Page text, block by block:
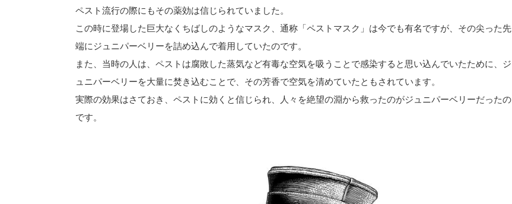
ペスト流行の際にもその薬効は信じられていました。
この時に登場した巨大なくちばしのようなマスク、通称「ペストマスク」は今でも有名ですが、その尖った先
端にジュニパーベリーを詰め込んで着用していたのです。
また、当時の人は、ペストは腐敗した蒸気など有毒な空気を吸うことで感染すると思い込んでいたために、ジ
ュニパーベリーを大量に焚き込むことで、その芳香で空気を清めていたともされています。
実際の効果はさておき、ペストに効くと信じられ、人々を絶望の淵から救ったのがジュニパーベリーだったの
です。